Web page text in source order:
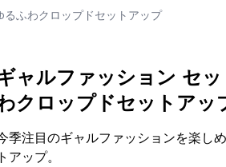
ふわクロップドセットアップ
ャルファッション セ
クロップドセットアッ
季注目のギャルファッションを楽し
トアップ。